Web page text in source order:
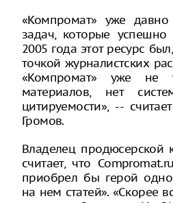
«Компромат» уже
задач, которые
2005 года этот ресурс
точкой журналистских
«Компромат» уже не
материалов, нет
цитируемости», --
Громов.
Владелец продюсерской
считает, что
приобрел бы герой
на нем статей». «Скорее